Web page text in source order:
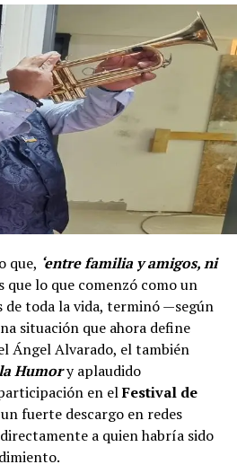
que, ‘entre familia y amigos, ni
que lo que comenzó como un
toda la vida, terminó —según
situación que ahora define
Ángel Alvarado, el también
Humory aplaudido
en elFestival de
fuerte descargo en redes
a quien habría sido